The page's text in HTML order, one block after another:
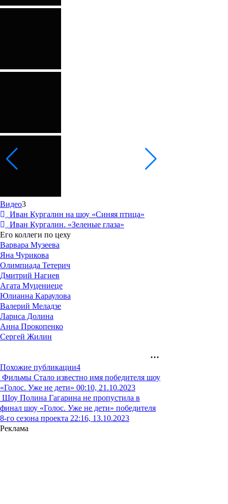
Видео3
Иван Кургалин на шоу «Синяя птица»
Иван Кургалин. «Зеленые глаза»
Его коллеги по цеху
Варвара Музеева
Яна Чурикова
Олимпиада Тетерич
Дмитрий Нагиев
Агата Муцениеце
Юлианна Караулова
Валерий Меладзе
Лариса Долина
Анна Прокопенко
Сергей Жилин
Похожие публикации4
Фильмы Стало известно имя победителя шоу
«Голос. Уже не дети» 00:10, 21.10.2023
Шоу Полина Гагарина не пропустила в
финал шоу «Голос. Уже не дети» победителя
8-го сезона проекта 22:16, 13.10.2023
Реклама